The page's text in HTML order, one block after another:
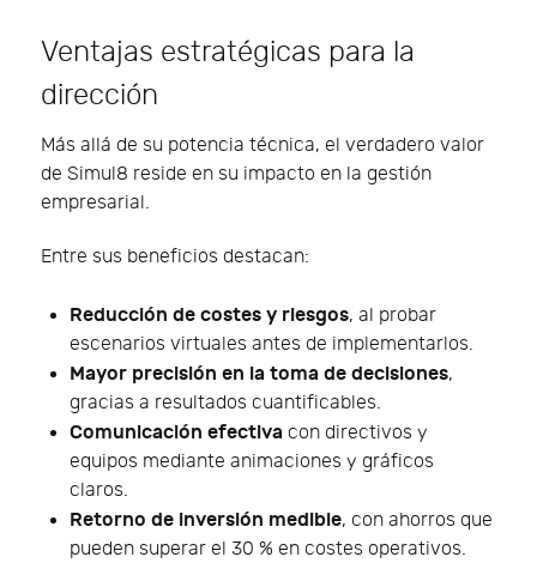
Ventajas estratégicas para la
dirección
Más allá de su potencia técnica, el verdadero valor
de Simul8 reside en su impacto en la gestión
empresarial.
Entre sus beneficios destacan:
Reducción de costes y riesgos, al probar
escenarios virtuales antes de implementarlos.
Mayor precisión en la toma de decisiones,
gracias a resultados cuantificables.
Comunicación efectiva con directivos y
equipos mediante animaciones y gráficos
claros.
Retorno de inversión medible, con ahorros que
pueden superar el 30 % en costes operativos.